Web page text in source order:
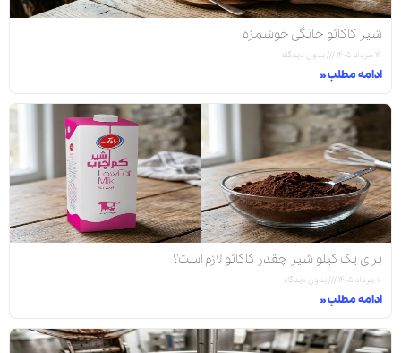
شیر کاکائو خانگی خوشمزه
۱۲ مرداد ۱۴۰۵ بدون دیدگاه
ادامه مطلب »
برای یک کیلو شیر چقدر کاکائو لازم است؟
۱۰ مرداد ۱۴۰۵ بدون دیدگاه
ادامه مطلب »